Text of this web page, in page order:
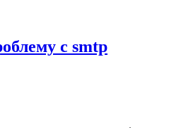
с smtp